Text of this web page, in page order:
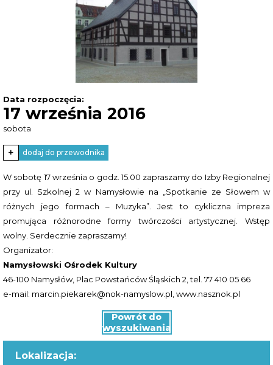
Data rozpoczęcia:
17 września 2016
sobota
+ dodaj do przewodnika
W sobotę 17 września o godz. 15.00 zapraszamy do Izby Regionalnej
przy ul. Szkolnej 2 w Namysłowie na „Spotkanie ze Słowem w
różnych jego formach – Muzyka”. Jest to cykliczna impreza
promująca różnorodne formy twórczości artystycznej. Wstęp
wolny. Serdecznie zapraszamy!
Organizator:
Namysłowski Ośrodek Kultury
46-100 Namysłów, Plac Powstańców Śląskich 2, tel. 77 410 05 66
e-mail: marcin.piekarek@nok-namyslow.pl , www.nasznok.pl
Powrót do
wyszukiwania
Lokalizacja: